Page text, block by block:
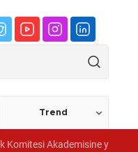
Trend
yönetim sistemi